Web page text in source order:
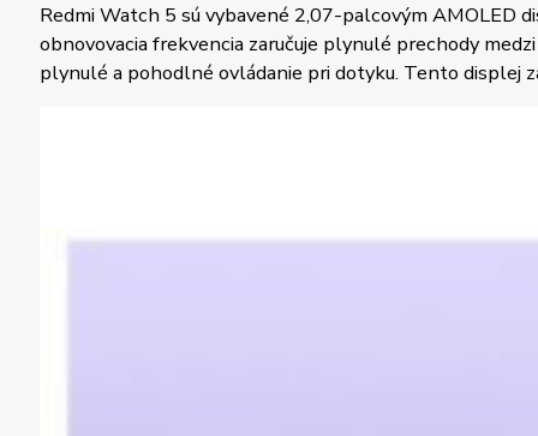
Redmi Watch 5 sú vybavené 2,07-palcovým AMOLED
obnovovacia frekvencia zaručuje plynulé prechody
plynulé a pohodlné ovládanie pri dotyku. Tento displej